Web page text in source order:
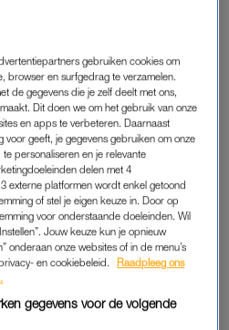
mooie glanzende benen onder
is, scheelt het
ga ik echt niet weg zonder
sandaaltjes gaan toch snijden
of af loopt) en een katoenen
kan dragen. Schaafwonden
Verder pak ik steevast m’n
net als een powerbank.”
is een waaier echt onmisbaar. Ik
koffer, zodat ik niet halsoverkop
gebruiken cookies om
browser en surfgedrag te verzamelen.
de gegevens die je zelf deelt met ons,
Dit doen we om het gebruik van onze
en apps te verbeteren. Daarnaast
voor geeft, je gegevens gebruiken om onze
personaliseren en je relevante
delen met 4
externe platformen wordt enkel getoond
of stel je eigen keuze in. Door op
voor onderstaande doeleinden. Wil
Jouw keuze kun je opnieuw
onderaan onze websites of in de menu’s
en cookiebeleid.
Raadpleeg ons
gegevens voor de volgende